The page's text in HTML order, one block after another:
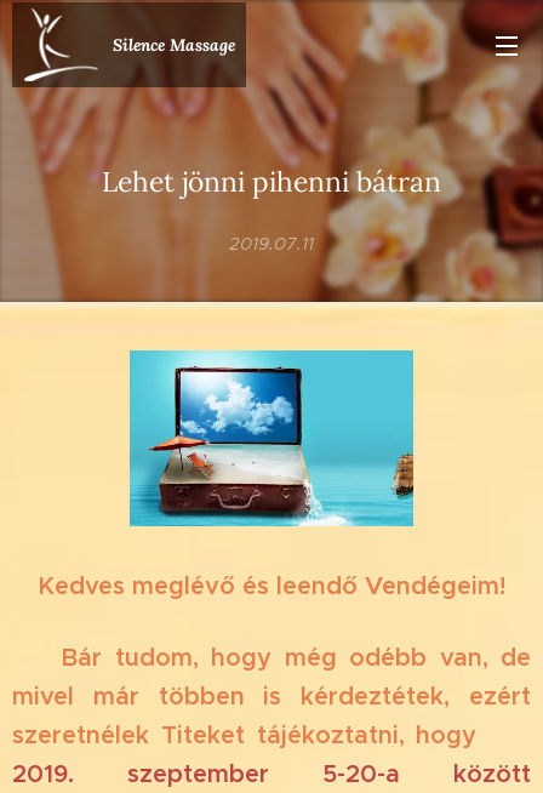
Silence Massage
Lehet jönni pihenni bátran
2019.07.11
Kedves meglévő és leendő Vendégeim!
✈️ Bár tudom, hogy még odébb van, de
mivel már többen is kérdeztétek, ezért
szeretnélek Titeket tájékoztatni, hogy
2019. szeptember 5-20-a között